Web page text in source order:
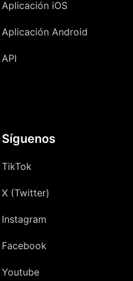
Aplicación iOS
Aplicación Android
API
Síguenos
TikTok
X (Twitter)
Instagram
Facebook
Youtube